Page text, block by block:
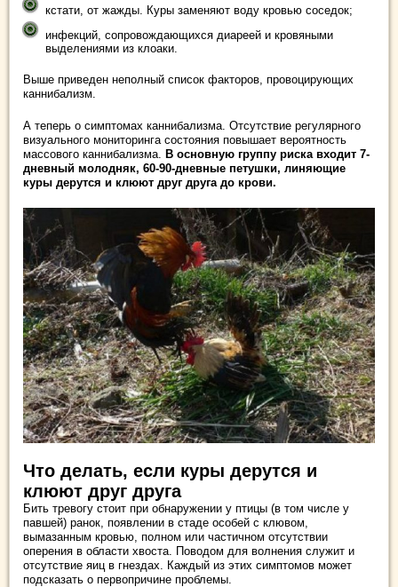
кстати, от жажды. Куры заменяют воду кровью соседок;
инфекций, сопровождающихся диареей и кровяными
выделениями из клоаки.
Выше приведен неполный список факторов, провоцирующих
каннибализм.
А теперь о симптомах каннибализма. Отсутствие регулярного
визуального мониторинга состояния повышает вероятность
массового каннибализма. В основную группу риска входит 7-
дневный молодняк, 60-90-дневные петушки, линяющие
куры дерутся и клюют друг друга до крови.
Что делать, если куры дерутся и
клюют друг друга
Бить тревогу стоит при обнаружении у птицы (в том числе у
павшей) ранок, появлении в стаде особей с клювом,
вымазанным кровью, полном или частичном отсутствии
оперения в области хвоста. Поводом для волнения служит и
отсутствие яиц в гнездах. Каждый из этих симптомов может
подсказать о первопричине проблемы.